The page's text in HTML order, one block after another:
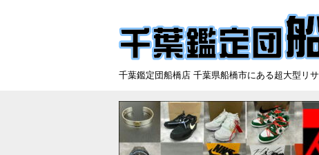
千葉鑑定団船橋店 千葉県船橋市にある超大型リ